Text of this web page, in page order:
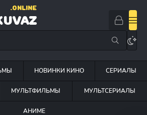
.ONLINE
НОВИНКИ КИНО СЕРИАЛЫ
МУЛЬТФИЛЬМЫ МУЛЬТСЕРИАЛЫ
АНИМЕ